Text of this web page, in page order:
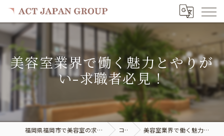
美容室業界で働く魅力とやりが
い-求職者必見！
福岡県福岡市で美容室の求人ならACT JAPAN GROUP コラム 美容室業界で働く魅力とやりがい-求職者必見！